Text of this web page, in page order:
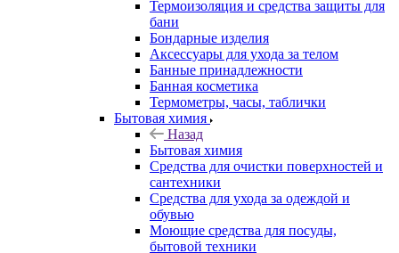
Термоизоляция и средства защиты для
бани
Бондарные изделия
Аксеcсуары для ухода за телом
Банные принадлежности
Банная косметика
Термометры, часы, таблички
Бытовая химия
Назад
Бытовая химия
Средства для очистки поверхностей и
сантехники
Средства для ухода за одеждой и
обувью
Моющие средства для посуды,
бытовой техники